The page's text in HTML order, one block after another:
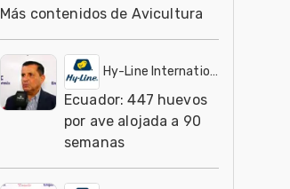
Más contenidos de Avicultura
Hy-Line International
Ecuador: 447 huevos
por ave alojada a 90
semanas